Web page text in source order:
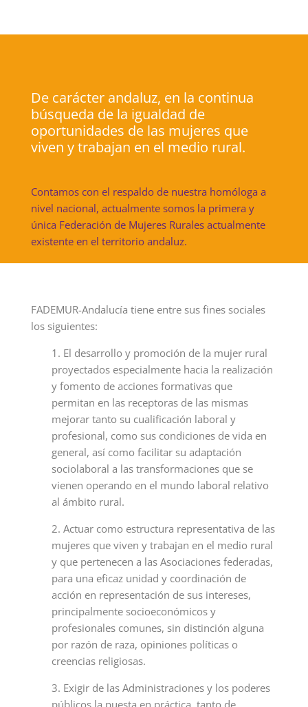
De carácter andaluz, en la continua
búsqueda de la igualdad de
oportunidades de las mujeres que
viven y trabajan en el medio rural.
Contamos con el respaldo de nuestra homóloga a
nivel nacional, actualmente somos la primera y
única Federación de Mujeres Rurales actualmente
existente en el territorio andaluz.
FADEMUR-Andalucía tiene entre sus fines sociales
los siguientes:
1. El desarrollo y promoción de la mujer rural
proyectados especialmente hacia la realización
y fomento de acciones formativas que
permitan en las receptoras de las mismas
mejorar tanto su cualificación laboral y
profesional, como sus condiciones de vida en
general, así como facilitar su adaptación
sociolaboral a las transformaciones que se
vienen operando en el mundo laboral relativo
al ámbito rural.
2. Actuar como estructura representativa de las
mujeres que viven y trabajan en el medio rural
y que pertenecen a las Asociaciones federadas,
para una eficaz unidad y coordinación de
acción en representación de sus intereses,
principalmente socioeconómicos y
profesionales comunes, sin distinción alguna
por razón de raza, opiniones políticas o
creencias religiosas.
3. Exigir de las Administraciones y los poderes